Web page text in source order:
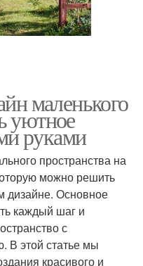
маленького
уютное
руками
пространства на
можно решить
дизайне. Основное
каждый шаг и
с
В этой статье мы
красивого и